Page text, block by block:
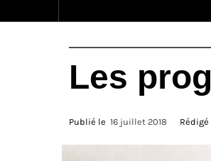
Les
Publié le 16 juillet 2018 Rédigé